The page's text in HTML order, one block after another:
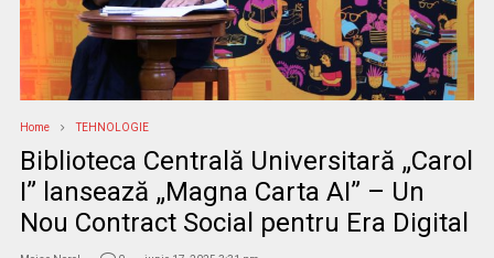
Home TEHNOLOGIE
Biblioteca Centrală Universitară „Carol
I” lansează „Magna Carta AI” – Un
Nou Contract Social pentru Era Digital